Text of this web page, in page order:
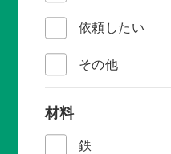
依頼したい
その他
材料
鉄